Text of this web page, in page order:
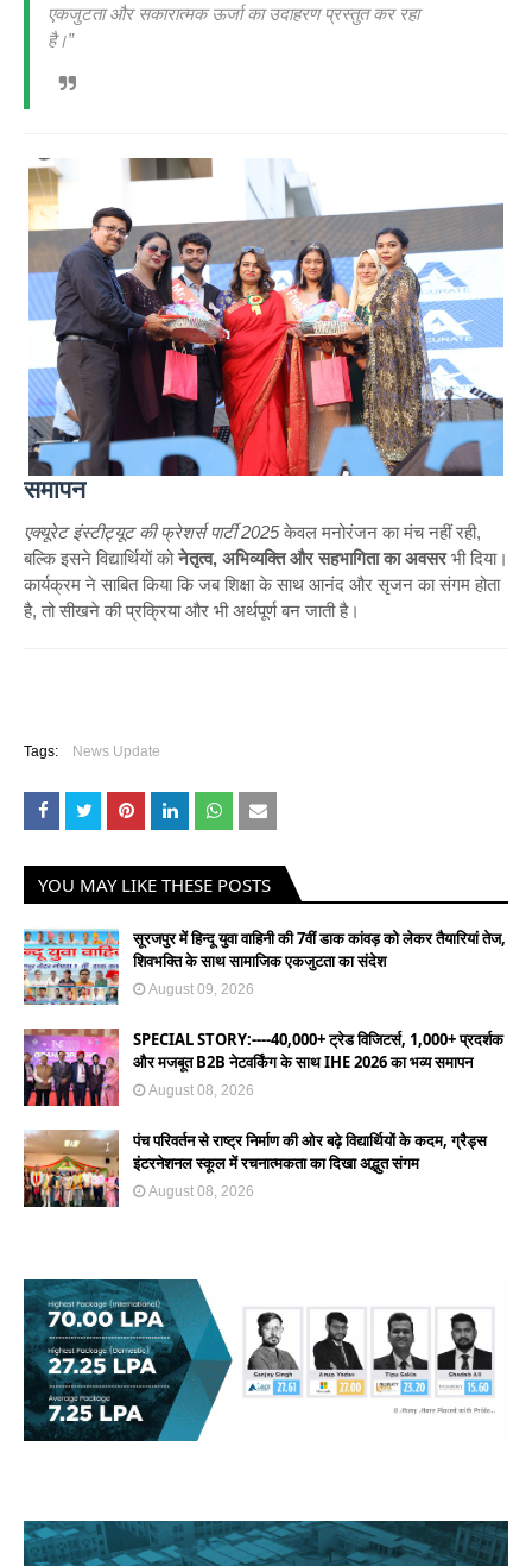
एकजुटता और सकारात्मक ऊर्जा का उदाहरण प्रस्तुत कर रहा
है।”
समापन
एक्यूरेट इंस्टीट्यूट की फ्रेशर्स पार्टी 2025केवल मनोरंजन का मंच नहीं रही,
बल्कि इसने विद्यार्थियों कोनेतृत्व, अभिव्यक्ति और सहभागिता का अवसरभी दिया।
कार्यक्रम ने साबित किया कि जब शिक्षा के साथ आनंद और सृजन का संगम होता
है, तो सीखने की प्रक्रिया और भी अर्थपूर्ण बन जाती है।
Tags: News Update
YOU MAY LIKE THESE POSTS
सूरजपुर में हिन्दू युवा वाहिनी की 7वीं डाक कांवड़ को लेकर तैयारियां तेज,
शिवभक्ति के साथ सामाजिक एकजुटता का संदेश
August 09, 2026
SPECIAL STORY:----40,000+ ट्रेड विजिटर्स, 1,000+ प्रदर्शक
और मजबूत B2B नेटवर्किंग के साथ IHE 2026 का भव्य समापन
August 08, 2026
पंच परिवर्तन से राष्ट्र निर्माण की ओर बढ़े विद्यार्थियों के कदम, ग्रैड्स
इंटरनेशनल स्कूल में रचनात्मकता का दिखा अद्भुत संगम
August 08, 2026